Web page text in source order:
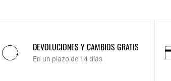
DEVOLUCIONES Y CAMBIOS GRATIS
En un plazo de 14 días